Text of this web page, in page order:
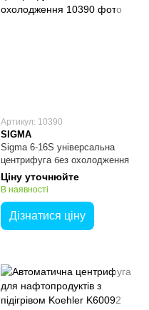
Артикул: 10390
SIGMA
Sigma 6-16S універсальна
центрифуга без охолодження
Ціну уточнюйте
В наявності
Дізнатися ціну